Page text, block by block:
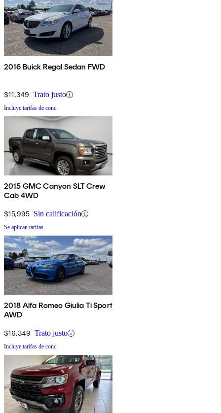
2016 Buick Regal Sedan FWD
$11,349 Trato justo
Incluye tarifas de conc.
2015 GMC Canyon SLT Crew
Cab 4WD
$15,995 Sin calificación
Se aplican tarifas
2018 Alfa Romeo Giulia Ti Sport
AWD
$16,349 Trato justo
Incluye tarifas de conc.